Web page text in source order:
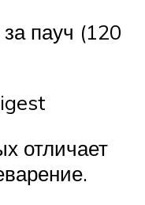
пауч (120
отличает